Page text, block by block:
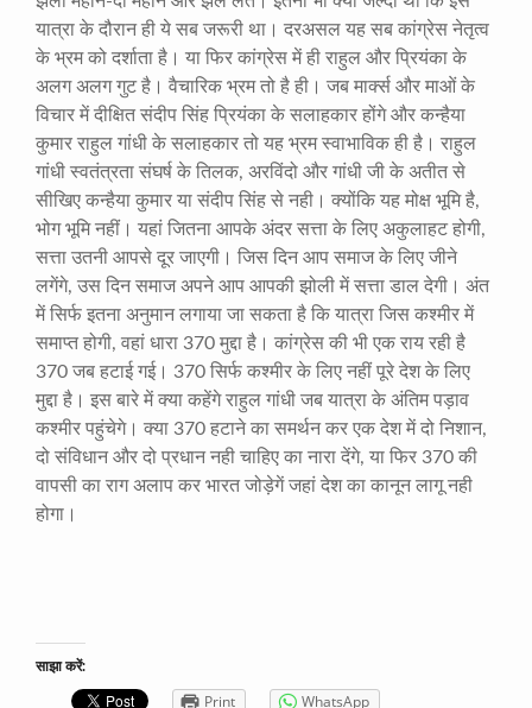
यात्रा के दौरान ही ये सब जरूरी था। दरअसल यह सब कांग्रेस नेतृत्व
के भ्रम को दर्शाता है। या फिर कांग्रेस में ही राहुल और प्रियंका के
अलग अलग गुट है। वैचारिक भ्रम तो है ही। जब मार्क्स और माओं के
विचार में दीक्षित संदीप सिंह प्रियंका के सलाहकार होंगे और कन्हैया
कुमार राहुल गांधी के सलाहकार तो यह भ्रम स्वाभाविक ही है। राहुल
गांधी स्वतंत्रता संघर्ष के तिलक, अरविंदो और गांधी जी के अतीत से
सीखिए कन्हैया कुमार या संदीप सिंह से नही। क्योंकि यह मोक्ष भूमि है,
भोग भूमि नहीं। यहां जितना आपके अंदर सत्ता के लिए अकुलाहट होगी,
सत्ता उतनी आपसे दूर जाएगी। जिस दिन आप समाज के लिए जीने
लगेंगे, उस दिन समाज अपने आप आपकी झोली में सत्ता डाल देगी। अंत
में सिर्फ इतना अनुमान लगाया जा सकता है कि यात्रा जिस कश्मीर में
समाप्त होगी, वहां धारा 370 मुद्दा है। कांग्रेस की भी एक राय रही है
370 जब हटाई गई। 370 सिर्फ कश्मीर के लिए नहीं पूरे देश के लिए
मुद्दा है। इस बारे में क्या कहेंगे राहुल गांधी जब यात्रा के अंतिम पड़ाव
कश्मीर पहुंचेगे। क्या 370 हटाने का समर्थन कर एक देश में दो निशान,
दो संविधान और दो प्रधान नही चाहिए का नारा देंगे, या फिर 370 की
वापसी का राग अलाप कर भारत जोड़ेगें जहां देश का कानून लागू नही
होगा।
साझा करें:
Print WhatsApp